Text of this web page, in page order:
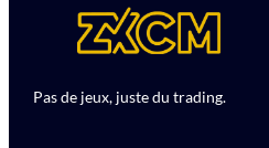
Pas de jeux, juste du trading.